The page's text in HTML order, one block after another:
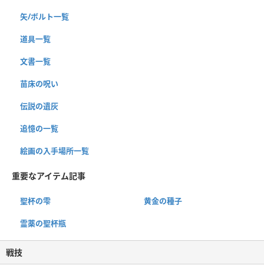
矢/ボルト一覧
道具一覧
文書一覧
苗床の呪い
伝説の遺灰
追憶の一覧
絵画の入手場所一覧
重要なアイテム記事
聖杯の雫 黄金の種子
霊薬の聖杯瓶
戦技